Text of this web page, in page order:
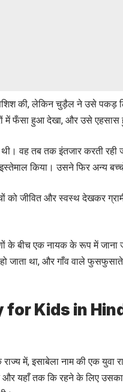
की, लेकिन चुड़ैल ने उसे पकड़
में फँसा हुआ देखा, और उसे
वह तब तक इंतजार करती
किया। उसने फिर अन्य
को जीवित और स्वस्थ देखकर
के बीच एक नायक के रूप में
जाता था, और गाँव वाले
for Kids in
में, इसाबेला नाम की एक
यहाँ तक कि रहने के लिए